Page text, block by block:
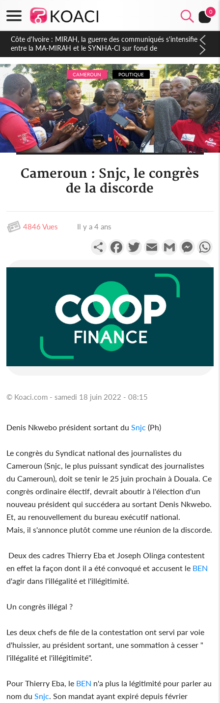
0
Côte d'Ivoire : Indépendance 2026, Thiam plaide pour un
environnement démocratique plus apaisé
CAMEROUN POLITIQUE
Cameroun : Snjc, le congrès
de la discorde
4846 Vues Il y a 4 ans
PartagerFacebookTwitterEmail Gmail
© Koaci.com - samedi 18 juin 2022 - 08:15
Denis Nkwebo président sortant du Snjc (Ph)
Le congrès du Syndicat national des journalistes du
Cameroun (Snjc, le plus puissant syndicat des journalistes
du Cameroun), doit se tenir le 25 juin prochain à Douala. Ce
congrès ordinaire électif, devrait aboutir à l'élection d'un
nouveau président qui succédera au sortant Denis Nkwebo.
Et, au renouvellement du bureau exécutif national.
Mais, il s'annonce plutôt comme une réunion de la discorde.
Deux des cadres Thierry Eba et Joseph Olinga contestent
en effet la façon dont il a été convoqué et accusent le BEN
d'agir dans l'illégalité et l'illégitimité.
Un congrès illégal ?
Les deux chefs de file de la contestation ont servi par voie
d'huissier, au président sortant, une sommation à cesser "
l'illégalité et l'illégitimité".
Pour Thierry Eba, le BEN n'a plus la légitimité pour parler au
nom du Snjc . Son mandat ayant expiré depuis février